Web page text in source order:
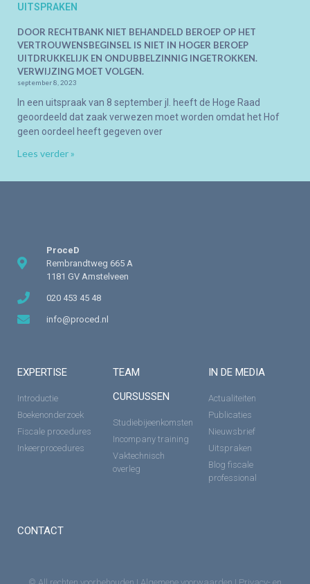
UITSPRAKEN
DOOR RECHTBANK NIET BEHANDELD BEROEP OP HET
VERTROUWENSBEGINSEL IS NIET IN HOGER BEROEP
UITDRUKKELIJK EN ONDUBBELZINNIG INGETROKKEN.
VERWIJZING MOET VOLGEN.
september 8, 2023
In een uitspraak van 8 september jl. heeft de Hoge Raad
geoordeeld dat zaak verwezen moet worden omdat het Hof
geen oordeel heeft gegeven over
Lees verder »
ProceD
Rembrandtweg 665 A
1181 GV Amstelveen
020 453 45 48
info@proced.nl
EXPERTISE
Introductie
Boekenonderzoek
Fiscale procedures
Inkeerprocedures
TEAM
CURSUSSEN
Studiebijeenkomsten
Incompany training
Vaktechnisch
overleg
IN DE MEDIA
Actualiteiten
Publicaties
Nieuwsbrief
Uitspraken
Blog fiscale
professional
CONTACT